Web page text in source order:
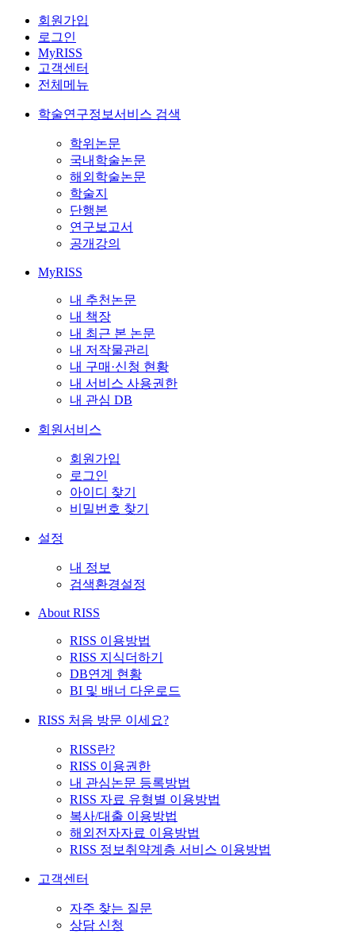
회원가입
로그인
MyRISS
고객센터
전체메뉴
학술연구정보서비스 검색
학위논문
국내학술논문
해외학술논문
학술지
단행본
연구보고서
공개강의
MyRISS
내 추천논문
내 책장
내 최근 본 논문
내 저작물관리
내 구매·신청 현황
내 서비스 사용권한
내 관심 DB
회원서비스
회원가입
로그인
아이디 찾기
비밀번호 찾기
설정
내 정보
검색환경설정
About RISS
RISS 이용방법
RISS 지식더하기
DB연계 현황
BI 및 배너 다운로드
RISS 처음 방문 이세요?
RISS란?
RISS 이용권한
내 관심논문 등록방법
RISS 자료 유형별 이용방법
복사/대출 이용방법
해외전자자료 이용방법
RISS 정보취약계층 서비스 이용방법
고객센터
자주 찾는 질문
상담 신청